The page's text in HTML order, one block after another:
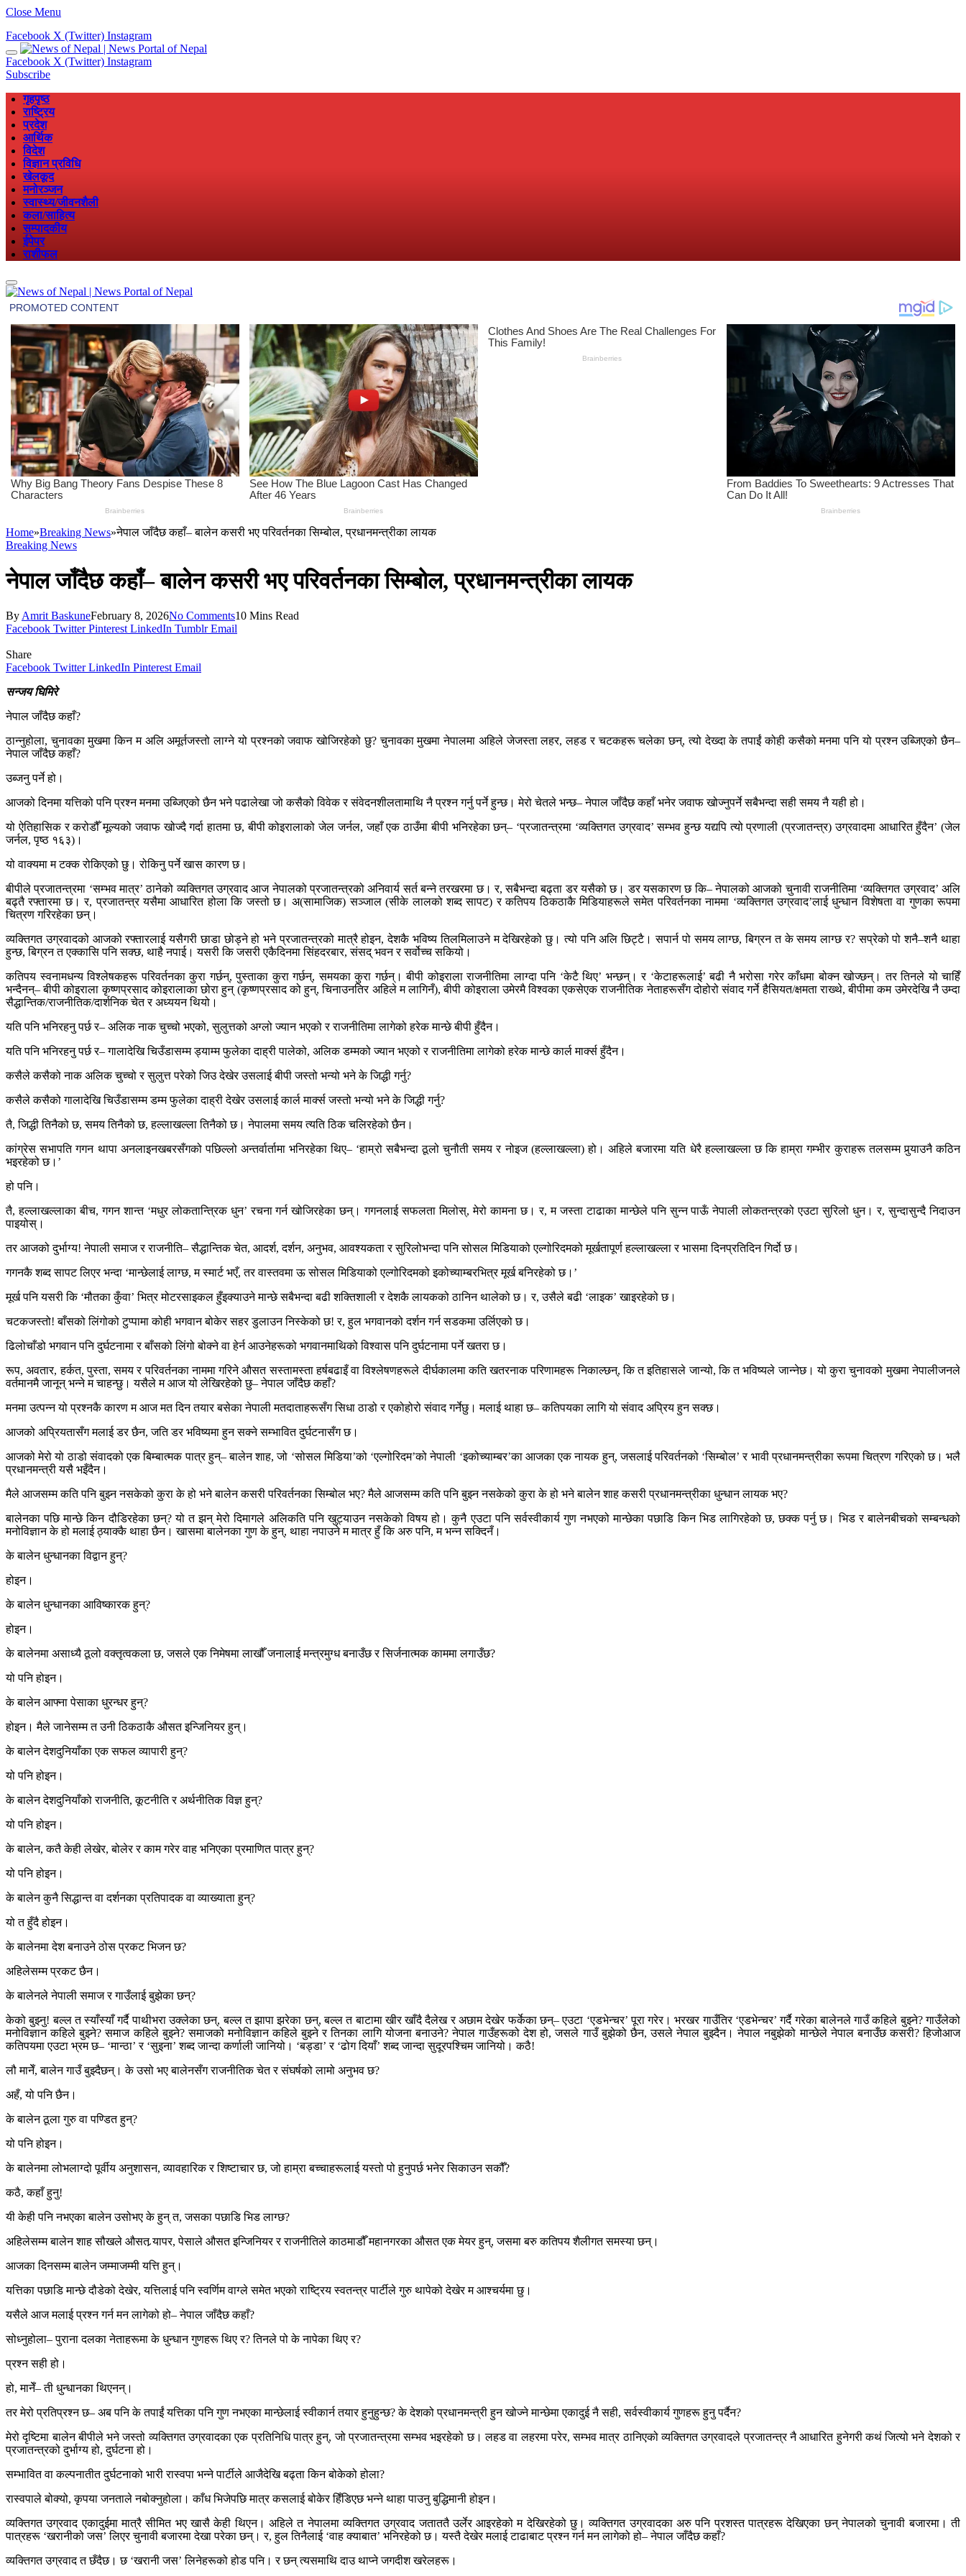
Close Menu
Facebook X (Twitter) Instagram
Facebook X (Twitter) Instagram
Subscribe
गृहपृष्ठ
राष्ट्रिय
प्रदेश
आर्थिक
विदेश
विज्ञान प्रविधि
खेलकूद
मनोरञ्जन
स्वास्थ्य/जीवनशैली
कला/साहित्य
सम्पादकीय
ईपेपर
राशीफल
Home»Breaking News»नेपाल जाँदैछ कहाँ– बालेन कसरी भए परिवर्तनका सिम्बोल, प्रधानमन्त्रीका लायक
Breaking News
नेपाल जाँदैछ कहाँ– बालेन कसरी भए परिवर्तनका सिम्बोल, प्रधानमन्त्रीका लायक
By Amrit BaskuneFebruary 8, 2026No Comments10 Mins Read
Facebook Twitter Pinterest LinkedIn Tumblr Email
Share
Facebook Twitter LinkedIn Pinterest Email
सन्जय घिमिरे
नेपाल जाँदैछ कहाँ?
ठान्नुहोला, चुनावका मुखमा किन म अलि अमूर्तजस्तो लाग्ने यो प्रश्नको जवाफ खोजिरहेको छु? चुनावका मुखमा नेपालमा अहिले जेजस्ता लहर, लहड र चटकहरू चलेका छन्, त्यो देख्दा के तपाईं कोही कसैको मनमा पनि यो प्रश्न उब्जिएको छैन–
नेपाल जाँदैछ कहाँ?
उब्जनु पर्ने हो।
आजको दिनमा यत्तिको पनि प्रश्न मनमा उब्जिएको छैन भने पढालेखा जो कसैको विवेक र संवेदनशीलतामाथि नै प्रश्न गर्नु पर्ने हुन्छ। मेरो चेतले भन्छ– नेपाल जाँदैछ कहाँ भनेर जवाफ खोज्नुपर्ने सबैभन्दा सही समय नै यही हो।
यो ऐतिहासिक र करोडौँ मूल्यको जवाफ खोज्दै गर्दा हातमा छ, बीपी कोइरालाको जेल जर्नल, जहाँ एक ठाउँमा बीपी भनिरहेका छन्– ‘प्रजातन्त्रमा ‘व्यक्तिगत उग्रवाद’ सम्भव हुन्छ यद्यपि त्यो प्रणाली (प्रजातन्त्र) उग्रवादमा आधारित हुँदैन’ (जेल
जर्नल, पृष्ठ १६३)।
यो वाक्यमा म टक्क रोकिएको छु। रोकिनु पर्ने खास कारण छ।
बीपीले प्रजातन्त्रमा ‘सम्भव मात्र’ ठानेको व्यक्तिगत उग्रवाद आज नेपालको प्रजातन्त्रको अनिवार्य सर्त बन्ने तरखरमा छ। र, सबैभन्दा बढ्ता डर यसैको छ। डर यसकारण छ कि– नेपालको आजको चुनावी राजनीतिमा ‘व्यक्तिगत उग्रवाद’ अलि
बढ्तै रफ्तारमा छ। र, प्रजातन्त्र यसैमा आधारित होला कि जस्तो छ। अ(सामाजिक) सञ्जाल (सीके लालको शब्द सापट) र कतिपय ठिकठाकै मिडियाहरूले समेत परिवर्तनका नाममा ‘व्यक्तिगत उग्रवाद’लाई धुन्धान विशेषता वा गुणका रूपमा
चित्रण गरिरहेका छन्।
व्यक्तिगत उग्रवादको आजको रफ्तारलाई यसैगरी छाडा छोड्ने हो भने प्रजातन्त्रको मात्रै होइन, देशकै भविष्य तिलमिलाउने म देखिरहेको छु। त्यो पनि अलि छिट्टै। सपार्न पो समय लाग्छ, बिग्रन त के समय लाग्छ र? सप्रेको पो शनै–शनै थाहा
हुन्छ, बिग्रन त एक्कासि पनि सक्छ, थाहै नपाई। यसरी कि जसरी एकैदिनमा सिंहदरबार, संसद् भवन र सर्वोच्च सकियो।
कतिपय स्वनामधन्य विश्लेषकहरू परिवर्तनका कुरा गर्छन्, पुस्ताका कुरा गर्छन्, समयका कुरा गर्छन्। बीपी कोइराला राजनीतिमा लाग्दा पनि ‘केटै थिए’ भन्छन्। र ‘केटाहरूलाई’ बढी नै भरोसा गरेर काँधमा बोक्न खोज्छन्। तर तिनले यो चाहिँ
भन्दैनन्– बीपी कोइराला कृष्णप्रसाद कोइरालाका छोरा हुन् (कृष्णप्रसाद को हुन्, चिनाउनतिर अहिले म लागिनँ), बीपी कोइराला उमेरमै विश्वका एकसेएक राजनीतिक नेताहरूसँग दोहोरो संवाद गर्ने हैसियत/क्षमता राख्थे, बीपीमा कम उमेरदेखि नै उम्दा
सैद्धान्तिक/राजनीतिक/दार्शनिक चेत र अध्ययन थियो।
यति पनि भनिरहनु पर्छ र– अलिक नाक चुच्चो भएको, सुलुत्तको अग्लो ज्यान भएको र राजनीतिमा लागेको हरेक मान्छे बीपी हुँदैन।
यति पनि भनिरहनु पर्छ र– गालादेखि चिउँडासम्म ड्याम्म फुलेका दाह्री पालेको, अलिक डम्मको ज्यान भएको र राजनीतिमा लागेको हरेक मान्छे कार्ल मार्क्स हुँदैन।
कसैले कसैको नाक अलिक चुच्चो र सुलुत्त परेको जिउ देखेर उसलाई बीपी जस्तो भन्यो भने के जिद्धी गर्नु?
कसैले कसैको गालादेखि चिउँडासम्म डम्म फुलेका दाह्री देखेर उसलाई कार्ल मार्क्स जस्तो भन्यो भने के जिद्धी गर्नु?
तै, जिद्धी तिनैको छ, समय तिनैको छ, हल्लाखल्ला तिनैको छ। नेपालमा समय त्यति ठिक चलिरहेको छैन।
कांग्रेस सभापति गगन थापा अनलाइनखबरसँगको पछिल्लो अन्तर्वार्तामा भनिरहेका थिए– ‘हाम्रो सबैभन्दा ठूलो चुनौती समय र नोइज (हल्लाखल्ला) हो। अहिले बजारमा यति धेरै हल्लाखल्ला छ कि हाम्रा गम्भीर कुराहरू तलसम्म पुर्‍याउनै कठिन
भइरहेको छ।’
हो पनि।
तै, हल्लाखल्लाका बीच, गगन शान्त ‘मधुर लोकतान्त्रिक धुन’ रचना गर्न खोजिरहेका छन्। गगनलाई सफलता मिलोस्, मेरो कामना छ। र, म जस्ता टाढाका मान्छेले पनि सुन्न पाऊँ नेपाली लोकतन्त्रको एउटा सुरिलो धुन। र, सुन्दासुन्दै निदाउन
पाइयोस्।
तर आजको दुर्भाग्य! नेपाली समाज र राजनीति– सैद्धान्तिक चेत, आदर्श, दर्शन, अनुभव, आवश्यकता र सुरिलोभन्दा पनि सोसल मिडियाको एल्गोरिदमको मूर्खतापूर्ण हल्लाखल्ला र भासमा दिनप्रतिदिन गिर्दो छ।
गगनकै शब्द सापट लिएर भन्दा ‘मान्छेलाई लाग्छ, म स्मार्ट भएँ, तर वास्तवमा ऊ सोसल मिडियाको एल्गोरिदमको इकोच्याम्बरभित्र मूर्ख बनिरहेको छ।’
मूर्ख पनि यसरी कि ‘मौतका कुँवा’ भित्र मोटरसाइकल हुँइक्याउने मान्छे सबैभन्दा बढी शक्तिशाली र देशकै लायकको ठानिन थालेको छ। र, उसैले बढी ‘लाइक’ खाइरहेको छ।
चटकजस्तो! बाँसको लिंगोको टुप्पामा कोही भगवान बोकेर सहर डुलाउन निस्केको छ! र, हुल भगवानको दर्शन गर्न सडकमा उर्लिएको छ।
ढिलोचाँडो भगवान पनि दुर्घटनामा र बाँसको लिंगो बोक्ने वा हेर्न आउनेहरूको भगवानमाथिको विश्वास पनि दुर्घटनामा पर्ने खतरा छ।
रूप, अवतार, हर्कत, पुस्ता, समय र परिवर्तनका नाममा गरिने औसत सस्तामस्ता हर्षबढाइँ वा विश्लेषणहरूले दीर्घकालमा कति खतरनाक परिणामहरू निकाल्छन्, कि त इतिहासले जान्यो, कि त भविष्यले जान्नेछ। यो कुरा चुनावको मुखमा नेपालीजनले
वर्तमानमै जानून् भन्ने म चाहन्छु। यसैले म आज यो लेखिरहेको छु– नेपाल जाँदैछ कहाँ?
मनमा उत्पन्न यो प्रश्नकै कारण म आज मत दिन तयार बसेका नेपाली मतदाताहरूसँग सिधा ठाडो र एकोहोरो संवाद गर्नेछु। मलाई थाहा छ– कतिपयका लागि यो संवाद अप्रिय हुन सक्छ।
आजको अप्रियतासँग मलाई डर छैन, जति डर भविष्यमा हुन सक्ने सम्भावित दुर्घटनासँग छ।
आजको मेरो यो ठाडो संवादको एक बिम्बात्मक पात्र हुन्– बालेन शाह, जो ‘सोसल मिडिया’को ‘एल्गोरिदम’को नेपाली ‘इकोच्याम्बर’का आजका एक नायक हुन्, जसलाई परिवर्तनको ‘सिम्बोल’ र भावी प्रधानमन्त्रीका रूपमा चित्रण गरिएको छ। भलै
प्रधानमन्त्री यसै भइँदैन।
मैले आजसम्म कति पनि बुझ्न नसकेको कुरा के हो भने बालेन कसरी परिवर्तनका सिम्बोल भए? मैले आजसम्म कति पनि बुझ्न नसकेको कुरा के हो भने बालेन शाह कसरी प्रधानमन्त्रीका धुन्धान लायक भए?
बालेनका पछि मान्छे किन दौडिरहेका छन्? यो त झन् मेरो दिमागले अलिकति पनि खुट्याउन नसकेको विषय हो। कुनै एउटा पनि सर्वस्वीकार्य गुण नभएको मान्छेका पछाडि किन भिड लागिरहेको छ, छक्क पर्नु छ। भिड र बालेनबीचको सम्बन्धको
मनोविज्ञान के हो मलाई ठ्याक्कै थाहा छैन। खासमा बालेनका गुण के हुन्, थाहा नपाउने म मात्र हुँ कि अरु पनि, म भन्न सक्दिनँ।
के बालेन धुन्धानका विद्वान हुन्?
होइन।
के बालेन धुन्धानका आविष्कारक हुन्?
होइन।
के बालेनमा असाध्यै ठूलो वक्तृत्वकला छ, जसले एक निमेषमा लाखौँ जनालाई मन्त्रमुग्ध बनाउँछ र सिर्जनात्मक काममा लगाउँछ?
यो पनि होइन।
के बालेन आफ्ना पेसाका धुरन्धर हुन्?
होइन। मैले जानेसम्म त उनी ठिकठाकै औसत इन्जिनियर हुन्।
के बालेन देशदुनियाँका एक सफल व्यापारी हुन्?
यो पनि होइन।
के बालेन देशदुनियाँको राजनीति, कूटनीति र अर्थनीतिक विज्ञ हुन्?
यो पनि होइन।
के बालेन, कतै केही लेखेर, बोलेर र काम गरेर वाह भनिएका प्रमाणित पात्र हुन्?
यो पनि होइन।
के बालेन कुनै सिद्धान्त वा दर्शनका प्रतिपादक वा व्याख्याता हुन्?
यो त हुँदै होइन।
के बालेनमा देश बनाउने ठोस प्रकट भिजन छ?
अहिलेसम्म प्रकट छैन।
के बालेनले नेपाली समाज र गाउँलाई बुझेका छन्?
केको बुझ्नु! बल्ल त स्याँस्याँ गर्दै पाथीभरा उक्लेका छन्, बल्ल त झापा झरेका छन्, बल्ल त बाटामा खीर खाँदै दैलेख र अछाम देखेर फर्केका छन्– एउटा ‘एडभेन्चर’ पूरा गरेर। भरखर गाउँतिर ‘एडभेन्चर’ गर्दै गरेका बालेनले गाउँ कहिले बुझ्ने? गाउँलेको
मनोविज्ञान कहिले बुझ्ने? समाज कहिले बुझ्ने? समाजको मनोविज्ञान कहिले बुझ्ने र तिनका लागि योजना बनाउने? नेपाल गाउँहरूको देश हो, जसले गाउँ बुझेको छैन, उसले नेपाल बुझ्दैन। नेपाल नबुझेको मान्छेले नेपाल बनाउँछ कसरी? हिजोआज
कतिपयमा एउटा भ्रम छ– ‘मान्ठा’ र ‘सुइना’ शब्द जान्दा कर्णाली जानियो। ‘बड्डा’ र ‘ढोग दियाँ’ शब्द जान्दा सुदूरपश्चिम जानियो। कठै!
लौ मानेँ, बालेन गाउँ बुझ्दैछन्। के उसो भए बालेनसँग राजनीतिक चेत र संघर्षको लामो अनुभव छ?
अहँ, यो पनि छैन।
के बालेन ठूला गुरु वा पण्डित हुन्?
यो पनि होइन।
के बालेनमा लोभलाग्दो पूर्वीय अनुशासन, व्यावहारिक र शिष्टाचार छ, जो हाम्रा बच्चाहरूलाई यस्तो पो हुनुपर्छ भनेर सिकाउन सकौँ?
कठै, कहाँ हुनु!
यी केही पनि नभएका बालेन उसोभए के हुन् त, जसका पछाडि भिड लाग्छ?
अहिलेसम्म बालेन शाह सौखले औसत र्‍यापर, पेसाले औसत इन्जिनियर र राजनीतिले काठमाडौँ महानगरका औसत एक मेयर हुन्, जसमा बरु कतिपय शैलीगत समस्या छन्।
आजका दिनसम्म बालेन जम्माजम्मी यत्ति हुन्।
यत्तिका पछाडि मान्छे दौडेको देखेर, यत्तिलाई पनि स्वर्णिम वाग्ले समेत भएको राष्ट्रिय स्वतन्त्र पार्टीले गुरु थापेको देखेर म आश्चर्यमा छु।
यसैले आज मलाई प्रश्न गर्न मन लागेको हो– नेपाल जाँदैछ कहाँ?
सोध्नुहोला– पुराना दलका नेताहरूमा के धुन्धान गुणहरू थिए र? तिनले पो के नापेका थिए र?
प्रश्न सही हो।
हो, मानेँ– ती धुन्धानका थिएनन्।
तर मेरो प्रतिप्रश्न छ– अब पनि के तपाईं यत्तिका पनि गुण नभएका मान्छेलाई स्वीकार्न तयार हुनुहुन्छ? के देशको प्रधानमन्त्री हुन खोज्ने मान्छेमा एकादुई नै सही, सर्वस्वीकार्य गुणहरू हुनु पर्दैन?
मेरो दृष्टिमा बालेन बीपीले भने जस्तो व्यक्तिगत उग्रवादका एक प्रतिनिधि पात्र हुन्, जो प्रजातन्त्रमा सम्भव भइरहेको छ। लहड वा लहरमा परेर, सम्भव मात्र ठानिएको व्यक्तिगत उग्रवादले प्रजातन्त्र नै आधारित हुनेगरी कथं जित्यो भने देशको र
प्रजातन्त्रको दुर्भाग्य हो, दुर्घटना हो।
सम्भावित वा कल्पनातीत दुर्घटनाको भारी रास्वपा भन्ने पार्टीले आजैदेखि बढ्ता किन बोकेको होला?
रास्वपाले बोक्यो, कृपया जनताले नबोक्नुहोला। काँध भिजेपछि मात्र कसलाई बोकेर हिँडिएछ भन्ने थाहा पाउनु बुद्धिमानी होइन।
व्यक्तिगत उग्रवाद एकादुईमा मात्रै सीमित भए खासै केही थिएन। अहिले त नेपालमा व्यक्तिगत उग्रवाद जताततै उर्लेर आइरहेको म देखिरहेको छु। व्यक्तिगत उग्रवादका अरु पनि प्रशस्त पात्रहरू देखिएका छन् नेपालको चुनावी बजारमा। ती
पात्रहरू ‘खरानीको जस’ लिएर चुनावी बजारमा देखा परेका छन्। र, हुल तिनैलाई ‘वाह क्याबात’ भनिरहेको छ। यस्तै देखेर मलाई टाढाबाट प्रश्न गर्न मन लागेको हो– नेपाल जाँदैछ कहाँ?
व्यक्तिगत उग्रवाद त छँदैछ। छ ‘खरानी जस’ लिनेहरूको होड पनि। र छन् त्यसमाथि दाउ थाप्ने जगदीश खरेलहरू।